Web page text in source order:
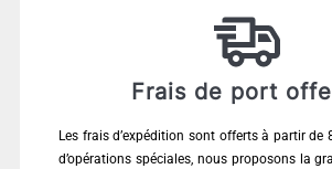
Frais de port
Les frais d’expédition sont offerts à partir de
d’opérations spéciales, nous proposons la